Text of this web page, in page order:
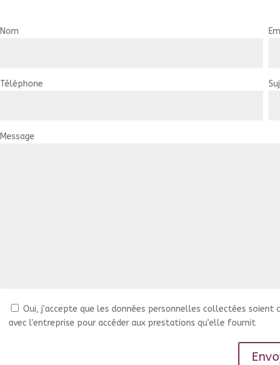
Nom
Téléphone
Message
Oui, j'accepte que les données personnelles collectées soient
avec l'entreprise pour accéder aux prestations qu'elle fournit